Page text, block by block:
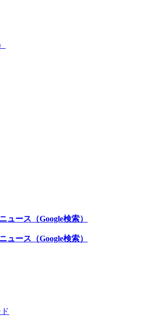
ュース（Google検索）
ュース（Google検索）